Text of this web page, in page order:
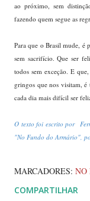
ao próximo, sem
fazendo quem segue as
Para que o Brasil mude, é
sem sacrifício. Que ser
todos sem exceção. E
gringos que nos visitam,
cada dia mais difícil ser
O texto foi escrito por
"No Fundo do Armário",
MARCADORES: NO
COMPARTILHAR